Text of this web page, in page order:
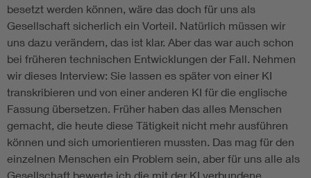
besetzt werden können, wäre das doch für uns als
Gesellschaft sicherlich ein Vorteil. Natürlich müssen wir
uns dazu verändern, das ist klar. Aber das war auch schon
bei früheren technischen Entwicklungen der Fall. Nehmen
wir dieses Interview: Sie lassen es später von einer KI
transkribieren und von einer anderen KI für die englische
Fassung übersetzen. Früher haben das alles Menschen
gemacht, die heute diese Tätigkeit nicht mehr ausführen
können und sich umorientieren mussten. Das mag für den
einzelnen Menschen ein Problem sein, aber für uns alle als
Gesellschaft bewerte ich die mit der KI verbundene